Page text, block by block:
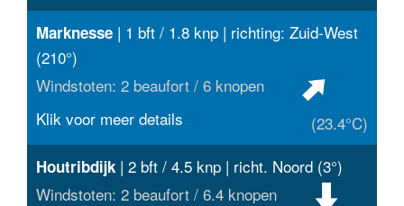
Marknesse | 1 bft / 1.8 knp | richting: Zuid-West
(210°)
Windstoten: 2 beaufort / 6 knopen
(23.4°C)
Klik voor meer details
Houtribdijk | 2 bft / 4.5 knp | richt. Noord (3°)
Windstoten: 2 beaufort / 6.4 knopen